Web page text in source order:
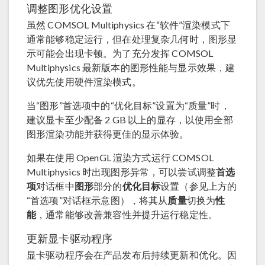
调整图形优化设置
虽然 COMSOL Multiphysics 在“软件”渲染模式下
通常能够稳定运行，但在处理复杂几何时，图形显
示可能会出现卡顿。为了充分发挥 COMSOL
Multiphysics 最新版本的图形性能与显示效果，建
议优先使用硬件渲染模式。
当“图形”首选项中的“优化目标”设置为“质量”时，
建议显卡至少配备 2 GB 以上的显存，以使用全部
图形渲染功能并获得更佳的显示体验。
如果在使用 OpenGL 渲染方式运行 COMSOL
Multiphysics 时出现图形异常，可以尝试调整首选
项对话框中 图形部分的优化目标设置（参见上方的
“首选项”对话框示意图），将其从 质量切换为性
能，通常能够改善兼容性并提升运行稳定性。
更新显卡驱动程序
显卡驱动程序会在产品发布后持续更新和优化。因